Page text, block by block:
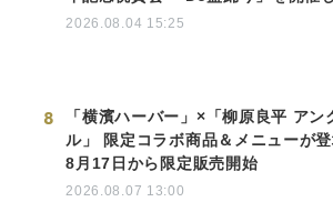
2026.08.04 15:25
8
「横濱ハーバー」×「柳原良平 アン
ル」 限定コラボ商品＆メニューが
8月17日から限定販売開始
2026.08.07 13:00